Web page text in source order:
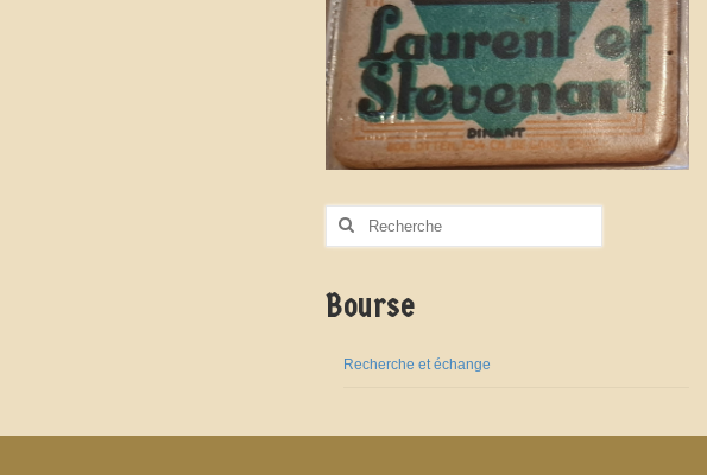
Rechercher
Bourse
Recherche et échange